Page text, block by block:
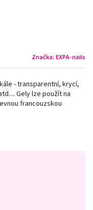
Značka: EXPA-nails
- transparentní, krycí,
Gely lze použít na
francouzskou